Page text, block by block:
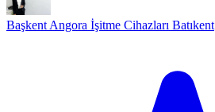
Başkent Angora İşitme Cihazları Batıkent